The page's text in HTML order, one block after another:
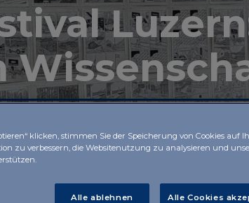
klicken, stimmen Sie der Speicherung von Cookies auf
zu verbessern, die Websitenutzung zu analysieren und
Alle ablehnen Alle Cookies